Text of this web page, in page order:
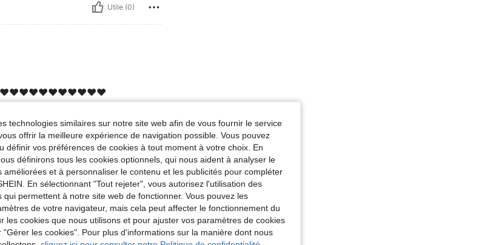
Utile (0)
Utile (5)
technologies similaires sur notre site web afin de vous fournir le service
offrir la meilleure expérience de navigation possible. Vous pouvez
définir vos préférences de cookies à tout moment à votre choix. En
définirons tous les cookies optionnels, qui nous aident à analyser le
et à personnaliser le contenu et les publicités pour compléter
En sélectionnant "Tout rejeter", vous autorisez l'utilisation des
permettent à notre site web de fonctionner. Vous pouvez les
de votre navigateur, mais cela peut affecter le fonctionnement du
les cookies que nous utilisons et pour ajuster vos paramètres de cookies
les cookies". Pour plus d'informations sur la manière dont nous